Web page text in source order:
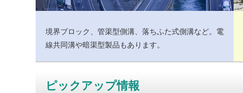
境界ブロック、管渠型側溝、落ちふた式側溝など。電
線共同溝や暗渠型製品もあります。
ピックアップ情報